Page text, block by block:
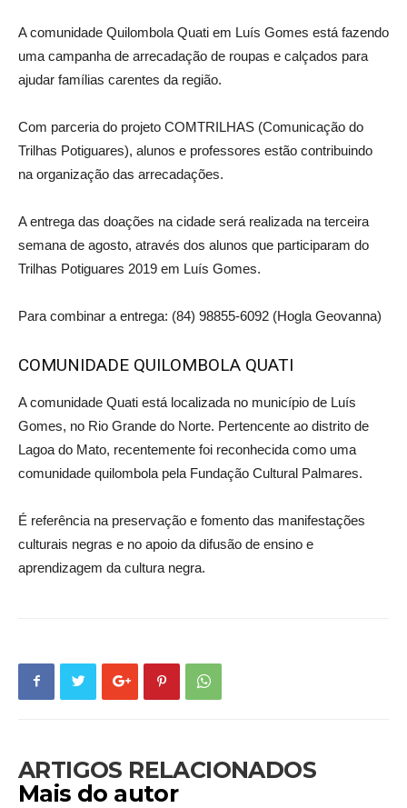
A comunidade Quilombola Quati em Luís Gomes está fazendo
uma campanha de arrecadação de roupas e calçados para
ajudar famílias carentes da região.
Com parceria do projeto COMTRILHAS (Comunicação do
Trilhas Potiguares), alunos e professores estão contribuindo
na organização das arrecadações.
A entrega das doações na cidade será realizada na terceira
semana de agosto, através dos alunos que participaram do
Trilhas Potiguares 2019 em Luís Gomes.
Para combinar a entrega: (84) 98855-6092 (Hogla Geovanna)
COMUNIDADE QUILOMBOLA QUATI
A comunidade Quati está localizada no município de Luís
Gomes, no Rio Grande do Norte. Pertencente ao distrito de
Lagoa do Mato, recentemente foi reconhecida como uma
comunidade quilombola pela Fundação Cultural Palmares.
É referência na preservação e fomento das manifestações
culturais negras e no apoio da difusão de ensino e
aprendizagem da cultura negra.
ARTIGOS RELACIONADOS
Mais do autor